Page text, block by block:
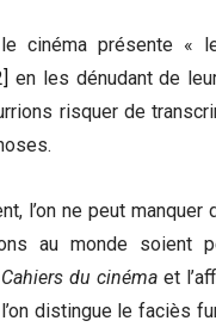
cinéma présente «
en les dénudant de
risquer de
l’on ne peut manquer
au monde soient
Cahiers du cinéma et
distingue le faciès